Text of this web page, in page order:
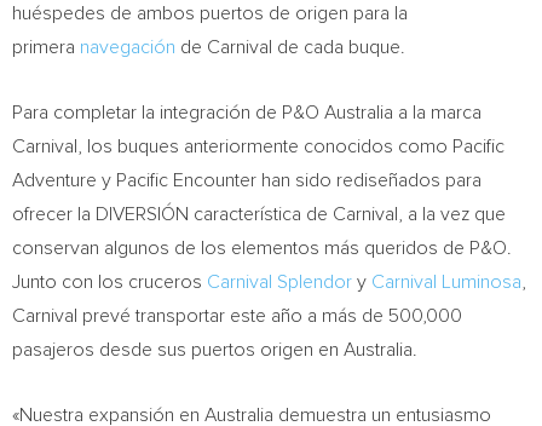
huéspedes de ambos puertos de origen para la
primera navegación de Carnival de cada buque.
Para completar la integración de P&O Australia a la marca
Carnival, los buques anteriormente conocidos como Pacific
Adventure y Pacific Encounter han sido rediseñados para
ofrecer la DIVERSIÓN característica de Carnival, a la vez que
conservan algunos de los elementos más queridos de P&O.
Junto con los cruceros Carnival Splendor y Carnival Luminosa
Carnival prevé transportar este año a más de 500,000
pasajeros desde sus puertos origen en Australia
«Nuestra expansión en Australia demuestra un entusiasmo